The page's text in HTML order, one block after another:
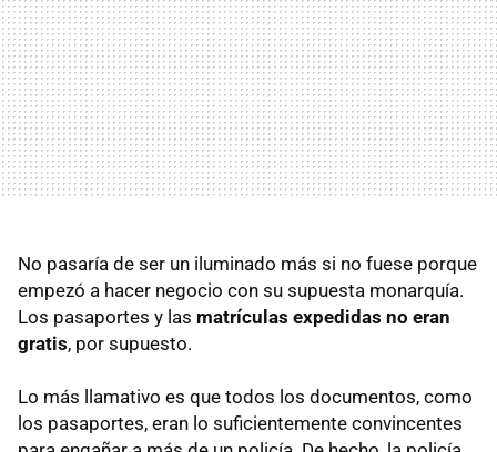
No pasaría de ser un iluminado más si no fuese porque
empezó a hacer negocio con su supuesta monarquía.
Los pasaportes y las matrículas expedidas no eran
gratis, por supuesto.
Lo más llamativo es que todos los documentos, como
los pasaportes, eran lo suficientemente convincentes